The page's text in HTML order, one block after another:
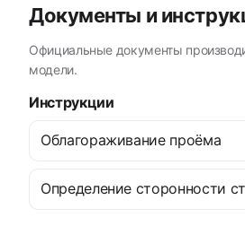
Документы и
Официальные документы
модели.
Инструкции
Облагораживание проёма
Определение сторонности